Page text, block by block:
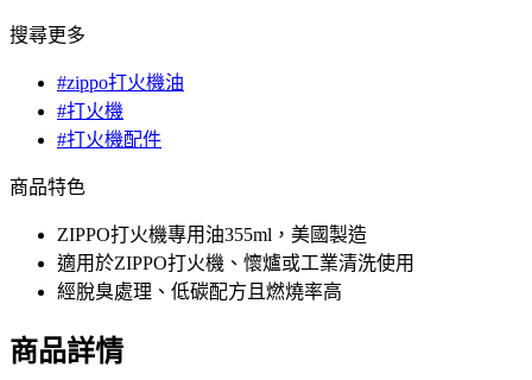
搜尋更多
#zippo打火機油
#打火機
#打火機配件
商品特色
ZIPPO打火機專用油355ml，美國製造
適用於ZIPPO打火機、懷爐或工業清洗使用
經脫臭處理、低碳配方且燃燒率高
商品詳情